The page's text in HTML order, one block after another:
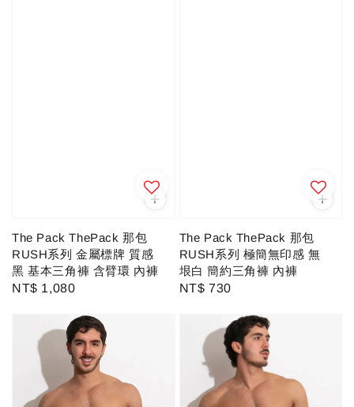
The Pack ThePack 那包
RUSH系列 金屬標牌 質感
黑 基本三角褲 含臂環 內褲
Regular
NT$ 1,080
The Pack ThePack 那包
RUSH系列 極簡無印感 無
垠白 簡約三角褲 內褲
Regular
NT$ 730